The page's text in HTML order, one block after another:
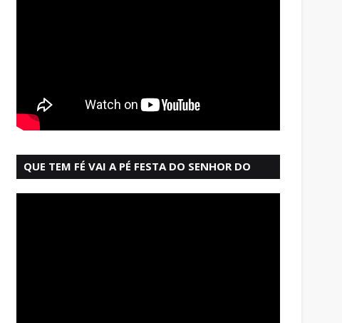
QUE TEM FÉ VAI A PÉ FESTA DO SENHOR DO